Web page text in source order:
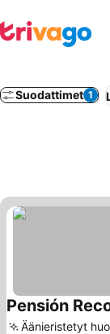
Suodattimet 1
Pensión
Äänieristetyt